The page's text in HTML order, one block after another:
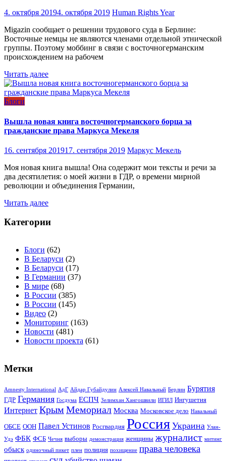
4. октября 20194. октября 2019 Human Rights Year
Migazin сообщает о решении трудового суда в Берлине:
Восточные немцы не являются членами отдельной этнической
группы. Поэтому моббинг в связи с восточногерманским
происхождением на рабочем
Читать далее
Блоги
Вышла новая книга восточногерманского борца за
гражданские права Маркуса Мекеля
16. сентября 201917. сентября 2019 Маркус Мекель
Моя новая книга вышла! Она содержит мои тексты и речи за
два десятилетия: о моей жизни в ГДР, о времени мирной
революции и объединения Германии,
Читать далее
Категории
Блоги (62)
В Беларуси (2)
В Беларуси (17)
В Германии (37)
В мире (68)
В России (385)
В России (145)
Видео (2)
Мониторинг (163)
Новости (481)
Новости проекта (61)
Метки
Amnesty International АдГ Айдар Губайдулин Алексей Навальный Берлин Бурятия
ГДР Германия Госдума ЕСПЧ Зелимхан Хангошвили ИГИЛ Ингушетия
Интернет Крым Мемориал Москва Московское дело Навальный
ОБСЕ ООН Павел Устинов Росгвардия Россия Украина Улан-
Удэ ФБК ФСБ Чечня выборы демонстрация женщины журналист митинг
обыск одиночный пикет плен полиция похищение права человека